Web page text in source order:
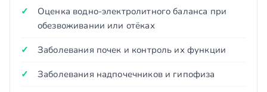
Оценка водно-электролитного баланса при
обезвоживании или отёках
Заболевания почек и контроль их функции
Заболевания надпочечников и гипофиза